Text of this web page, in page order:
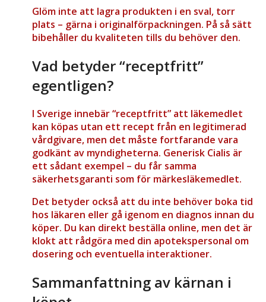
Glöm inte att lagra produkten i en sval, torr
plats – gärna i originalförpackningen. På så sätt
bibehåller du kvaliteten tills du behöver den.
Vad betyder “receptfritt”
egentligen?
I Sverige innebär “receptfritt” att läkemedlet
kan köpas utan ett recept från en legitimerad
vårdgivare, men det måste fortfarande vara
godkänt av myndigheterna. Generisk Cialis är
ett sådant exempel – du får samma
säkerhetsgaranti som för märkesläkemedlet.
Det betyder också att du inte behöver boka tid
hos läkaren eller gå igenom en diagnos innan du
köper. Du kan direkt beställa online, men det är
klokt att rådgöra med din apotekspersonal om
dosering och eventuella interaktioner.
Sammanfattning av kärnan i